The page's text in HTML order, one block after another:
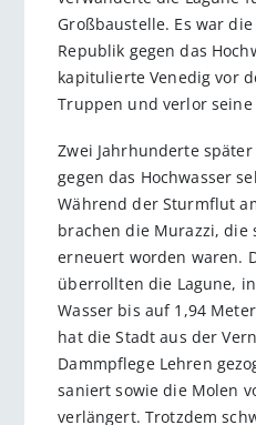
Großbaustelle. Es war
Republik gegen das
kapitulierte Venedig vor
Truppen und verlor
Zwei Jahrhunderte
gegen das Hochwasser
Während der Sturmflut
brachen die Murazzi, die
erneuert worden waren.
überrollten die Lagune,
Wasser bis auf 1,94
hat die Stadt aus der
Dammpflege Lehren
saniert sowie die Molen
verlängert. Trotzdem